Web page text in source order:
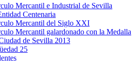
Mercantil e Industrial de Sevilla
Centenaria
Mercantil del Siglo XXI
Mercantil galardonado con la Medalla
de Sevilla 2013
25